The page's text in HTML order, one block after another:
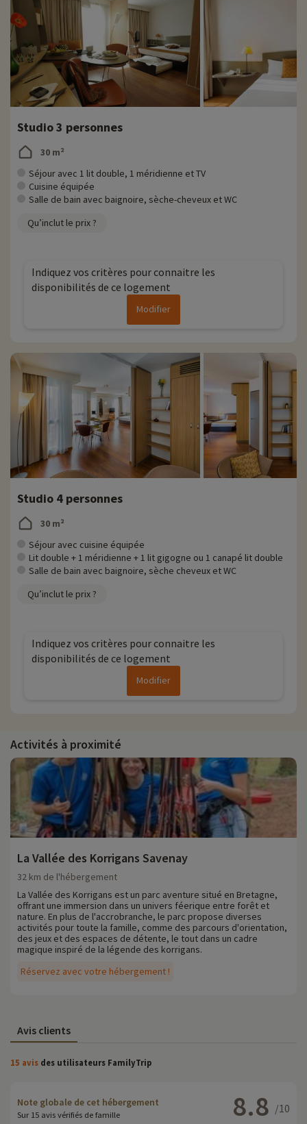
Studio 3 personnes
30 m²
Séjour avec 1 lit double, 1 méridienne et TV
Cuisine équipée
Salle de bain avec baignoire, sèche-cheveux et WC
Qu’inclut le prix ?
Indiquez vos critères pour connaitre les
disponibilités de ce logement
Modifier
Studio 4 personnes
30 m²
Séjour avec cuisine équipée
Lit double + 1 méridienne + 1 lit gigogne ou 1 canapé lit double
Salle de bain avec baignoire, sèche cheveux et WC
Qu’inclut le prix ?
Indiquez vos critères pour connaitre les
disponibilités de ce logement
Modifier
Activités à proximité
La Vallée des Korrigans Savenay
Réservez avec votre hébergement !
32 km de l'hébergement
La Vallée des Korrigans est un parc aventure situé en Bretagne,
offrant une immersion dans un univers féerique entre forêt et
nature. En plus de l'accrobranche, le parc propose diverses
activités pour toute la famille, comme des parcours d'orientation,
des jeux et des espaces de détente, le tout dans un cadre
magique inspiré de la légende des korrigans.
Avis clients
15 avis des utilisateurs FamilyTrip
Note globale de cet hébergement
Sur 15 avis vérifiés de famille 8.8 /10